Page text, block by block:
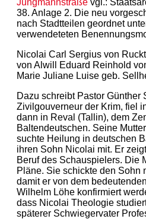
38. Anlage 2. Die neu
nach Stadtteilen geordnet
verwendeteten
Nicolai Carl Sergius von
von Alwill Eduard Reinhold
Marie Juliane Luise geb.
Dazu schreibt Pastor Günther
Zivilgouverneur der Krim, fiel
dann in Reval (Tallin), dem
Baltendeutschen. Seine
suchte Heilung in deutschen
ihren Sohn Nicolai mit. Er
Beruf des Schauspielers. Die
Pläne. Sie schickte den Sohn
damit er von dem
Wilhelm Löhe konfirmiert
dass Nicolai Theologie
späterer Schwiegervater